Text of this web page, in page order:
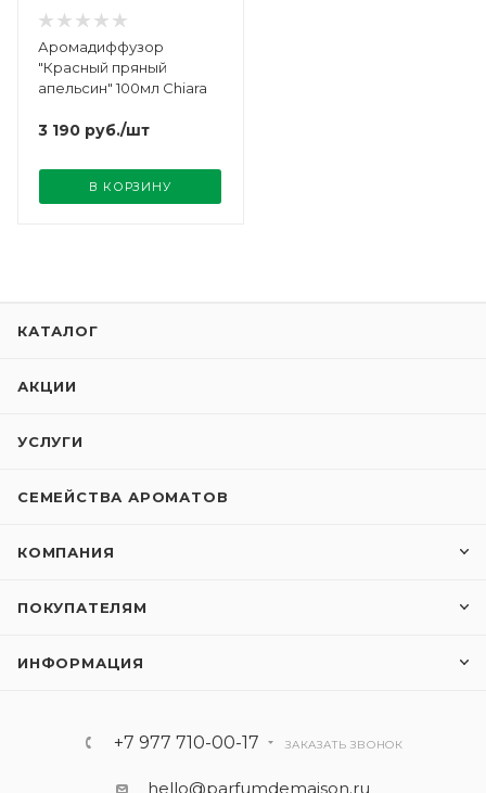
Аромадиффузор
"Красный пряный
апельсин" 100мл Chiara
3 190 руб./шт
В КОРЗИНУ
КАТАЛОГ
АКЦИИ
УСЛУГИ
СЕМЕЙСТВА АРОМАТОВ
КОМПАНИЯ
ПОКУПАТЕЛЯМ
ИНФОРМАЦИЯ
+7 977 710-00-17 ЗАКАЗАТЬ ЗВОНОК
hello@parfumdemaison.ru